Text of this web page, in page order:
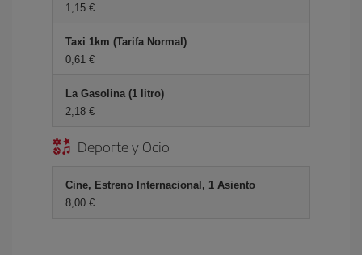
1,15 €
Taxi 1km (Tarifa Normal)
0,61 €
La Gasolina (1 litro)
2,18 €
Deporte y Ocio
Cine, Estreno Internacional, 1 Asiento
8,00 €